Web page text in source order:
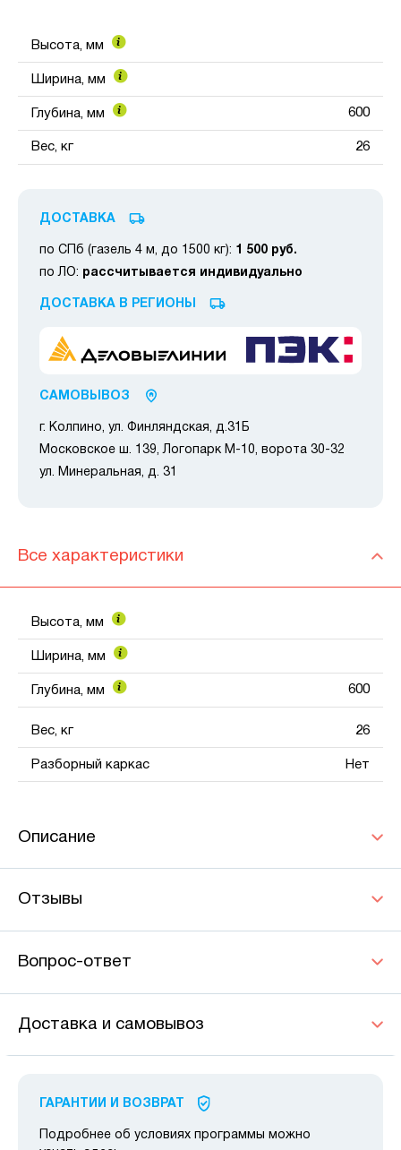
Высота, мм
Ширина, мм
Глубина, мм 600
Вес, кг 26
ДОСТАВКА
по СПб (газель 4 м, до 1500 кг): 1 500 руб.
по ЛО: рассчитывается индивидуально
ДОСТАВКА В РЕГИОНЫ
САМОВЫВОЗ
г. Колпино, ул. Финляндская, д.31Б
Московское ш. 139, Логопарк М-10, ворота 30-32
ул. Минеральная, д. 31
Все характеристики
Высота, мм
Ширина, мм
Глубина, мм 600
Вес, кг 26
Разборный каркас Нет
Описание
Отзывы
Вопрос-ответ
Доставка и самовывоз
ГАРАНТИИ И ВОЗВРАТ
Подробнее об условиях программы можно